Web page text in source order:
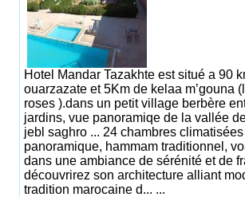
Hotel Mandar Tazakhte est situé a 90
ouarzazate et 5Km de kelaa m’gouna
roses ).dans un petit village berbère
jardins, vue panoramiqe de la vallée
jebl saghro ... 24 chambres
panoramique, hammam traditionnel,
dans une ambiance de sérénité et de
découvrirez son architecture alliant
tradition marocaine d... ...